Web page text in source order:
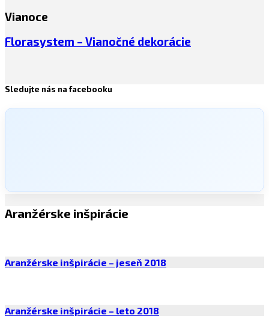
Vianoce
Florasystem – Vianočné dekorácie
Sledujte nás na facebooku
Aranžérske inšpirácie
Aranžérske inšpirácie – jeseň 2018
Aranžérske inšpirácie – leto 2018